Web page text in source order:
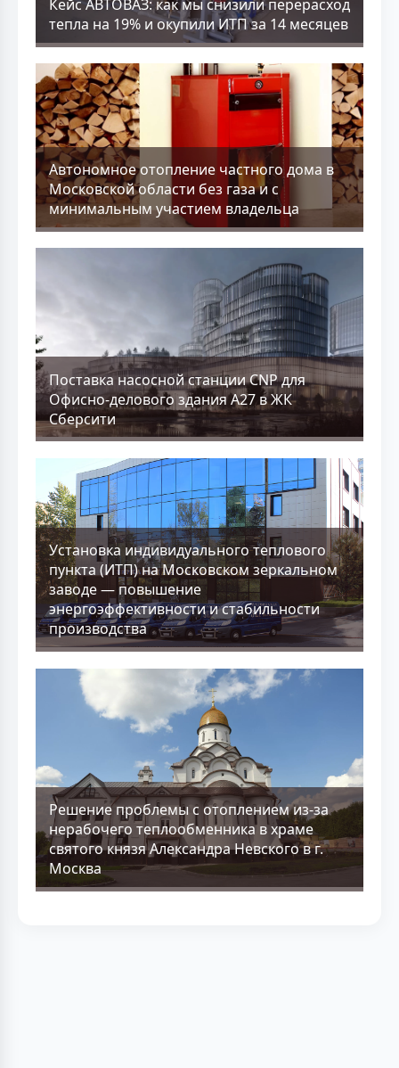
Кейс АВТОВАЗ: как мы снизили перерасход
тепла на 19% и окупили ИТП за 14 месяцев
Aвтономное отопление частного дома в
Московской области без газа и с
минимальным участием владельца
Поставка насосной станции CNP для
Офисно-делового здания А27 в ЖК
Сберсити
Установка индивидуального теплового
пункта (ИТП) на Московском зеркальном
заводе — повышение
энергоэффективности и стабильности
производства
Решение проблемы с отоплением из-за
нерабочего теплообменника в храме
святого князя Александра Невского в г.
Москва